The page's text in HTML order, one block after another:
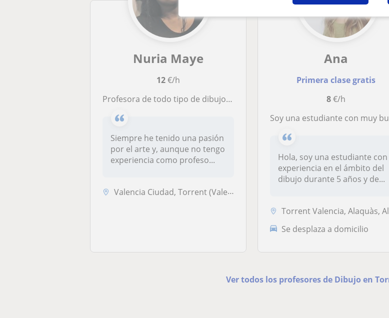
Nuria Maye
12€/h
Profesora de todo tipo de dibujo, además de artes escénicas, y para todas las edades disponibles.
Siempre he tenido una pasión
por el arte y, aunque no tengo
experiencia como profeso...
Valencia Ciudad, Torrent (Valencia), Valencia (Ciudad), Manises, Paipo...
Ana
Primera clase gratis
8€/h
Soy una estudiante con muy buen nivel de
Hola, soy una estudiante con
experiencia en el ámbito del
dibujo durante 5 años y de...
Torrent Valencia, Alaquàs, Aldaia, Picanya, Torrent (Valencia),
Se desplaza a domicilio
Ver todos los profesores de Dibujo en